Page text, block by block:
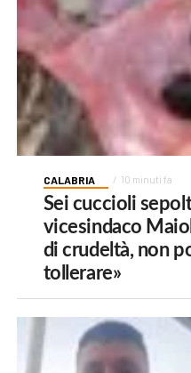
CALABRIA 10 minuti fa
Sei cuccioli
vicesindaco
di crudeltà, non
tollerare»